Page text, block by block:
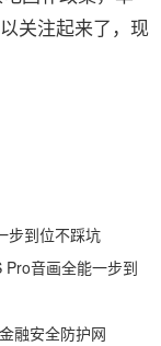
关注起来了，现
步到位不踩坑
音画全能一步到
融安全防护网